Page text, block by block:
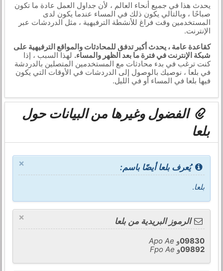
يحدث هذا في جميع أنحاء العالم ، لأن جداول العمل عادة ما تكون
صباحًا ، وبالتالي يكون ذلك في المساء عندما يكون لدى
المستخدمين وقت فراغ للأنشطة الترفيهية ، مثل الدردشات عبر
الإنترنت.
كقاعدة عامة ، يحدث أكبر تدفق للمحادثات والمواقع الترفيهية على
شبكة الإنترنت في فترة ما بعد الظهر والمساء. لهذا السبب ، إذا
كنت ترغب في بدء محادثات مع المستخدمين المتصلين بالدردشة
في بلعا ، نوصيك بالوصول إلى الدردشات في الأوقات التي يكون
فيها بلعا في المساء أو في الليل.
الفضول وغيرها من البيانات حول
بلعا
× يُعرف بلعا أيضًا باسم:
بلعا.
× الرموز البريدية من بلعا
09830و Apo Ae
09892و Fpo Ae